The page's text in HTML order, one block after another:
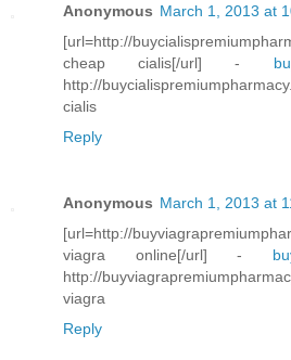
Anonymous March 1, 2013 at
[url=http://
cheap cialis[/url] -
http://
cialis
Reply
Anonymous March 1, 2013 at
[url=http://
viagra online[/url] -
http://
viagra
Reply